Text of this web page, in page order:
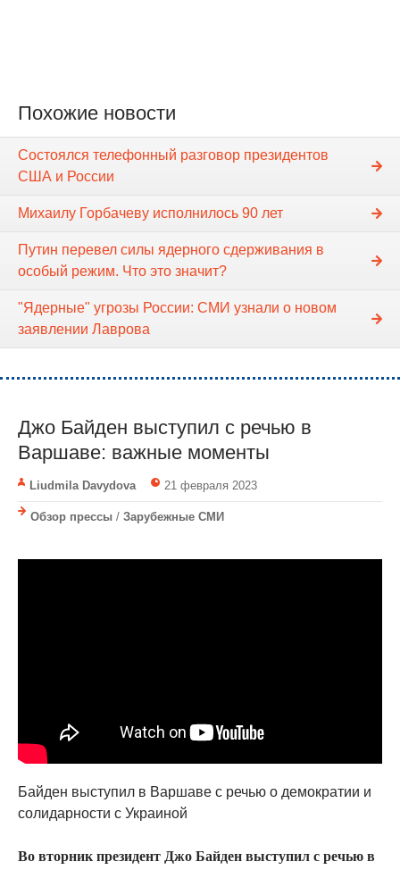
Похожие новости
Состоялся телефонный разговор президентов
США и России
Михаилу Горбачеву исполнилось 90 лет
Путин перевел силы ядерного сдерживания в
особый режим. Что это значит?
"Ядерные" угрозы России: СМИ узнали о новом
заявлении Лаврова
Джо Байден выступил с речью в
Варшаве: важные моменты
Liudmila Davydova 21 февраля 2023
Обзор прессы / Зарубежные СМИ
Байден выступил в Варшаве с речью о демократии и
солидарности с Украиной
Во вторник президент Джо Байден выступил с речью в